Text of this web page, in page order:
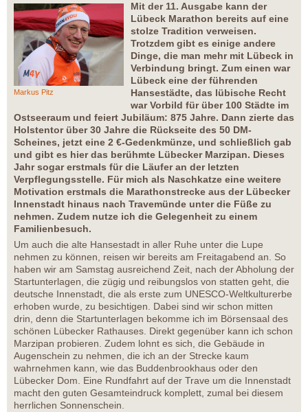
Markus Pitz
Mit der 11. Ausgabe kann der
Lübeck Marathon bereits auf eine
stolze Tradition verweisen.
Trotzdem gibt es einige andere
Dinge, die man mehr mit Lübeck in
Verbindung bringt. Zum einen war
Lübeck eine der führenden
Hansestädte, das lübische Recht
war Vorbild für über 100 Städte im
Ostseeraum und feiert Jubiläum: 875 Jahre. Dann zierte das
Holstentor über 30 Jahre die Rückseite des 50 DM-
Scheines, jetzt eine 2 €-Gedenkmünze, und schließlich gab
und gibt es hier das berühmte Lübecker Marzipan. Dieses
Jahr sogar erstmals für die Läufer an der letzten
Verpflegungsstelle. Für mich als Naschkatze eine weitere
Motivation erstmals die Marathonstrecke aus der Lübecker
Innenstadt hinaus nach Travemünde unter die Füße zu
nehmen. Zudem nutze ich die Gelegenheit zu einem
Familienbesuch.
Um auch die alte Hansestadt in aller Ruhe unter die Lupe
nehmen zu können, reisen wir bereits am Freitagabend an. So
haben wir am Samstag ausreichend Zeit, nach der Abholung der
Startunterlagen, die zügig und reibungslos von statten geht, die
deutsche Innenstadt, die als erste zum UNESCO-Weltkulturerbe
erhoben wurde, zu besichtigen. Dabei sind wir schon mitten
drin, denn die Startunterlagen bekomme ich im Börsensaal des
schönen Lübecker Rathauses. Direkt gegenüber kann ich schon
Marzipan probieren. Zudem lohnt es sich, die Gebäude in
Augenschein zu nehmen, die ich an der Strecke kaum
wahrnehmen kann, wie das Buddenbrookhaus oder den
Lübecker Dom. Eine Rundfahrt auf der Trave um die Innenstadt
macht den guten Gesamteindruck komplett, zumal bei diesem
herrlichen Sonnenschein.